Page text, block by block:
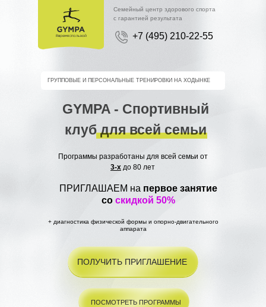
Семейный центр здорового спорта
с гарантией результата
+7 (495) 210-22-55
GYMPA - Спортивный
клуб для всей семьи
ПОЛУЧИТЬ ПРИГЛАШЕНИЕ
ГРУППОВЫЕ И ПЕРСОНАЛЬНЫЕ ТРЕНИРОВКИ НА ХОДЫНКЕ
ПРИГЛАШАЕМ на первое занятие
со скидкой 50%
Программы разработаны для всей семьи от
3-х до 80 лет
+ диагностика физической формы и опорно-двигательного
аппарата
ПОСМОТРЕТЬ ПРОГРАММЫ